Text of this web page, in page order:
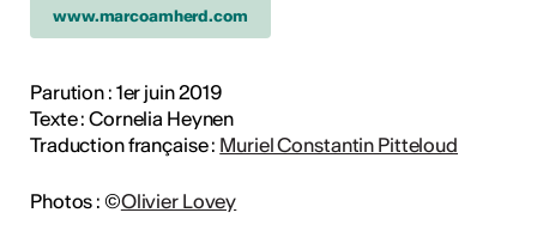
www.marcoamherd.com
Parution : 1er juin 2019
Texte : Cornelia Heynen
Traduction française : Muriel Constantin Pitteloud
Photos : ©Olivier Lovey